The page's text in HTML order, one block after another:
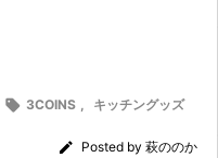
 3COINS キッチングッズ
 Posted by 萩ののか